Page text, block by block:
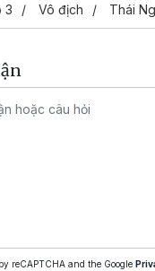
3 Vô địch Thái
reCAPTCHA and the Google